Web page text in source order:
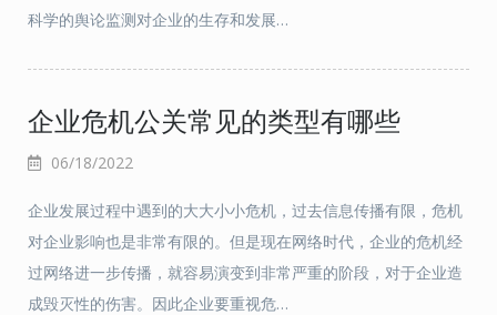
科学的舆论监测对企业的生存和发展…
企业危机公关常见的类型有哪些
06/18/2022
企业发展过程中遇到的大大小小危机，过去信息传播有限，危机
对企业影响也是非常有限的。但是现在网络时代，企业的危机经
过网络进一步传播，就容易演变到非常严重的阶段，对于企业造
成毁灭性的伤害。因此企业要重视危…